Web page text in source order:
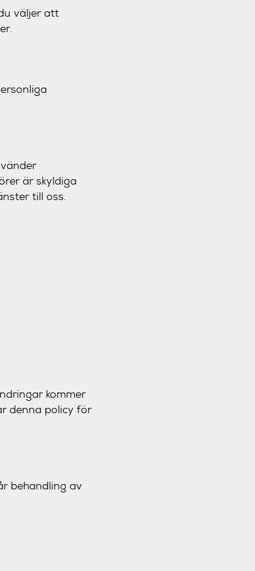
väljer att
är skyldiga
till oss.
kommer
denna policy för
behandling av